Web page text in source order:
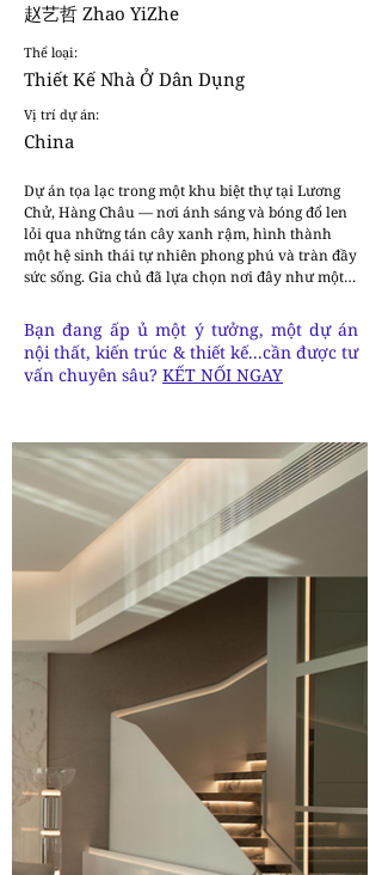
赵艺哲 Zhao YiZhe
Thể loại:
Thiết Kế Nhà Ở Dân Dụng
Vị trí dự án:
China
Dự án tọa lạc trong một khu biệt thự tại Lương
Chử, Hàng Châu — nơi ánh sáng và bóng đổ len
lỏi qua những tán cây xanh rậm, hình thành
một hệ sinh thái tự nhiên phong phú và tràn đầy
sức sống. Gia chủ đã lựa chọn nơi đây như một
Design được mời tham gia vào công tác quy
hoạch tổng thể và thiết kế không gian sống.
Thiết kế kết hợp thẩm mỹ Wabi-Sabi với các thủ
việc khôi phục cảnh quan sân vườn hài hòa với
hình thái kiến trúc, đồng thời lồng ghép lối sống
và những khát vọng cảm xúc của gia chủ vào
thiết kế nội thất — từ đó kiến tạo nên một không
gian sống tĩnh tại, lý tưởng và giàu chiều sâu…
Bạn đang ấp ủ một ý tưởng, một dự án
nội thất, kiến trúc & thiết kế...cần được tư
vấn chuyên sâu? KẾT NỐI NGAY